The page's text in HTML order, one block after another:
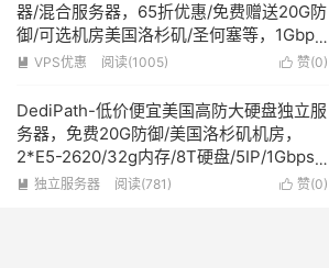
器/混合服务器，65折优惠/免费赠送20G防
御/可选机房美国洛杉矶/圣何塞等，1Gbps
带宽/不限流量，年付低至$10起
 赞(0)
 VPS优惠 阅读(1005)
DediPath-低价便宜美国高防大硬盘独立服
务器，免费20G防御/美国洛杉矶机房，
2*E5-2620/32g内存/8T硬盘/5IP/1Gbps
带宽1Gbps带宽不限流量
 赞(0)
 独立服务器 阅读(781)